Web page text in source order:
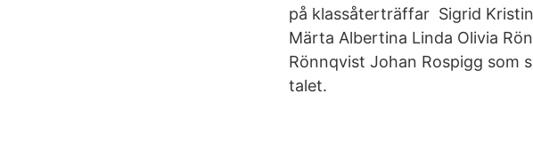
på klassåterträffar Sigrid
Märta Albertina Linda Olivia
Rönnqvist Johan Rospigg som
talet.